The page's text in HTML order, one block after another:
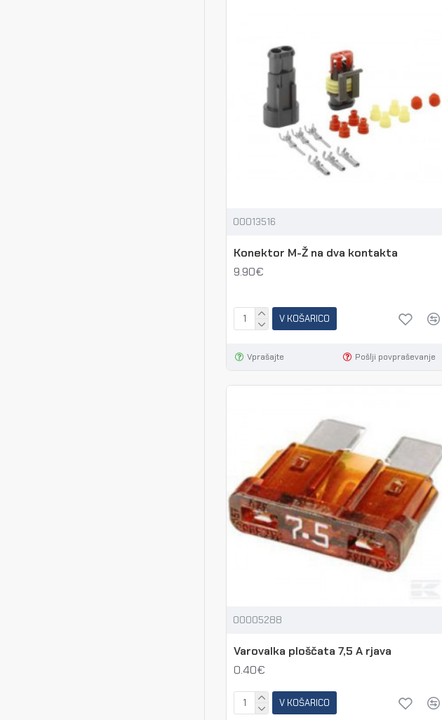
00013516
Konektor M-Ž na dva kontakta
9.90€
V KOŠARICO
Vprašajte Pošlji povpraševanje
00005288
Varovalka ploščata 7,5 A rjava
0.40€
V KOŠARICO